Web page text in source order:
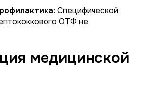
Специфической
ОТФ не
медицинской